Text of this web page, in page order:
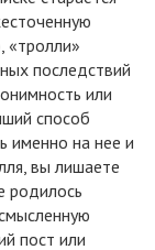
«тролли»
последствий
или
способ
именно на нее и
вы лишаете
родилось
пост или